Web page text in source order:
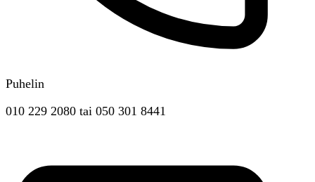
Puhelin
010 229 2080 tai 050 301 8441